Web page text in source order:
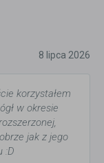
8 lipca 2026
korzystałem
w okresie
jak z jego
:D